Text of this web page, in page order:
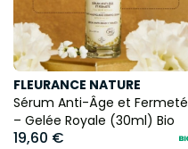
FLEURANCE NATURE
Sérum Anti-Âge et Fermeté
– Gelée Royale (30ml) Bio
19,60 €